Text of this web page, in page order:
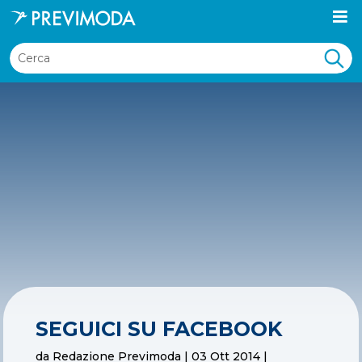
SEGUICI SU FACEBOOK
da Redazione Previmoda |03 Ott 2014 |